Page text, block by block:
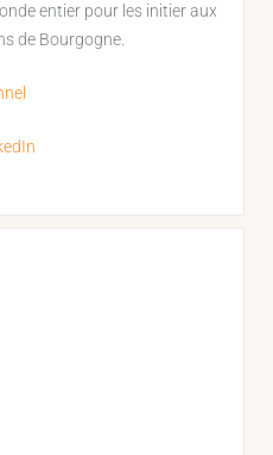
entier pour les initier aux
de Bourgogne.